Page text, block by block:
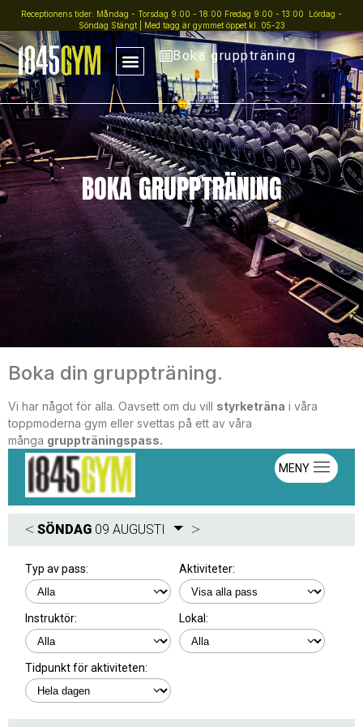
Receptionens tider: Måndag - Torsdag 9:00 - 18:00 Fredag 9:00 - 13:00 Lördag -
Söndag Stängt | Med tagg är gymmet öppet kl. 05-23
Boka gruppträning
BOKA GRUPPTRÄNING
Boka din gruppträning.
Vi har något för alla. Oavsett om du vill styrketräna i våra
toppmoderna gym eller svettas på ett av våra
många gruppträningspass.